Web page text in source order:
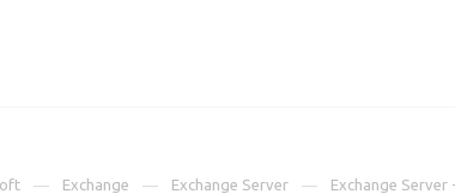
Exchange Exchange Server Exchange Server